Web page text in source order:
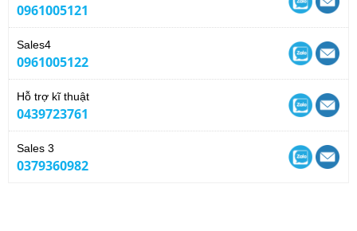
0961005121
Sales4
0961005122
Hỗ trợ kĩ thuật
0439723761
Sales 3
0379360982